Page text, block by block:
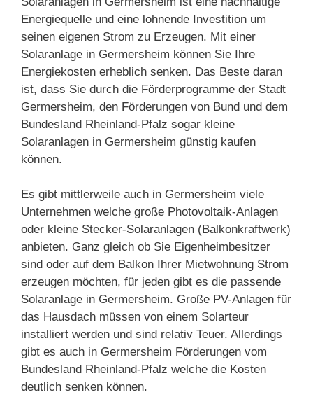
Energiequelle und eine lohnende Investition um
seinen eigenen Strom zu Erzeugen. Mit einer
Solaranlage in Germersheim können Sie Ihre
Energiekosten erheblich senken. Das Beste daran
ist, dass Sie durch die Förderprogramme der Stadt
Germersheim, den Förderungen von Bund und dem
Bundesland Rheinland-Pfalz sogar kleine
Solaranlagen in Germersheim günstig kaufen
können.
Es gibt mittlerweile auch in Germersheim viele
Unternehmen welche große Photovoltaik-Anlagen
oder kleine Stecker-Solaranlagen (Balkonkraftwerk)
anbieten. Ganz gleich ob Sie Eigenheimbesitzer
sind oder auf dem Balkon Ihrer Mietwohnung Strom
erzeugen möchten, für jeden gibt es die passende
Solaranlage in Germersheim. Große PV-Anlagen für
das Hausdach müssen von einem Solarteur
installiert werden und sind relativ Teuer. Allerdings
gibt es auch in Germersheim Förderungen vom
Bundesland Rheinland-Pfalz welche die Kosten
deutlich senken können.